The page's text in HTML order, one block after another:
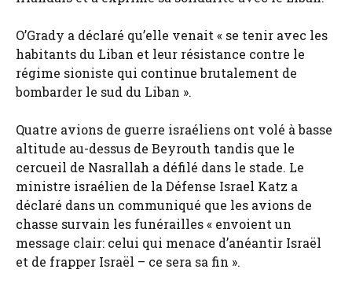
O’Grady a déclaré qu’elle venait « se tenir avec les
habitants du Liban et leur résistance contre le
régime sioniste qui continue brutalement de
bombarder le sud du Liban ».
Quatre avions de guerre israéliens ont volé à basse
altitude au-dessus de Beyrouth tandis que le
cercueil de Nasrallah a défilé dans le stade. Le
ministre israélien de la Défense Israel Katz a
déclaré dans un communiqué que les avions de
chasse survain les funérailles « envoient un
message clair: celui qui menace d’anéantir Israël
et de frapper Israël – ce sera sa fin ».